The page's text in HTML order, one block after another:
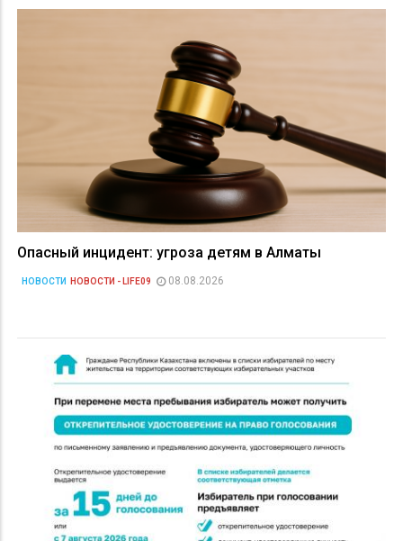
Опасный инцидент: угроза детям в Алматы
НОВОСТИ НОВОСТИ - LIFE09 08.08.2026